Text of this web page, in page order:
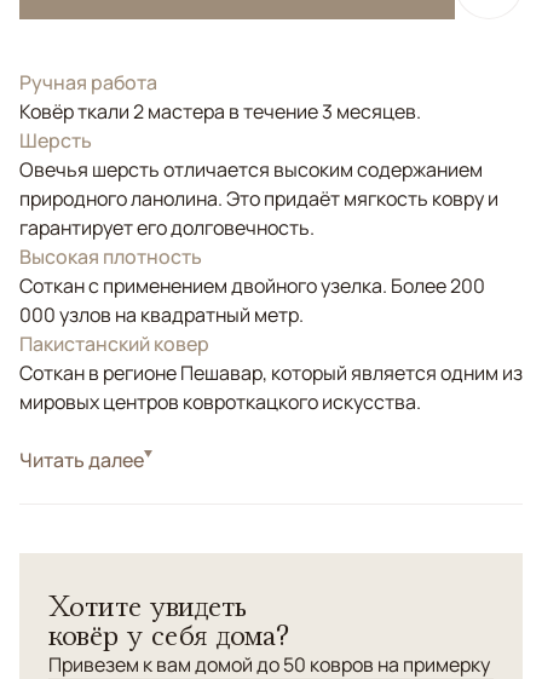
Ручная работа
Ковёр ткали 2 мастера в течение 3 месяцев.
Шерсть
Овечья шерсть отличается высоким содержанием
природного ланолина. Это придаёт мягкость ковру и
гарантирует его долговечность.
Высокая плотность
Соткан с применением двойного узелка. Более 200
000 узлов на квадратный метр.
Пакистанский ковер
Соткан в регионе Пешавар, который является одним из
мировых центров ковроткацкого искусства.
СтильКлассические
натуральной шерсти премиального качества. Его
традиционный геометрический узор в сочетании с
мягкой цветовой палитрой мятного, серого и бежевого
Читать далее
Хотите увидеть
ковёр у себя дома?
Привезем к вам домой до 50 ковров на примерку